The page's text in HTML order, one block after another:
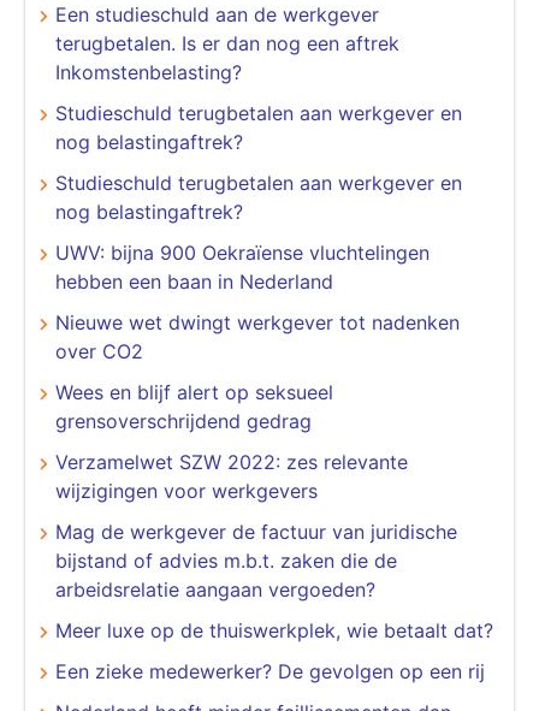
Een studieschuld aan de werkgever
terugbetalen. Is er dan nog een aftrek
Inkomstenbelasting?
Studieschuld terugbetalen aan werkgever en
nog belastingaftrek?
Studieschuld terugbetalen aan werkgever en
nog belastingaftrek?
UWV: bijna 900 Oekraïense vluchtelingen
hebben een baan in Nederland
Nieuwe wet dwingt werkgever tot nadenken
over CO2
Wees en blijf alert op seksueel
grensoverschrijdend gedrag
Verzamelwet SZW 2022: zes relevante
wijzigingen voor werkgevers
Mag de werkgever de factuur van juridische
bijstand of advies m.b.t. zaken die de
arbeidsrelatie aangaan vergoeden?
Meer luxe op de thuiswerkplek, wie betaalt dat?
Een zieke medewerker? De gevolgen op een rij